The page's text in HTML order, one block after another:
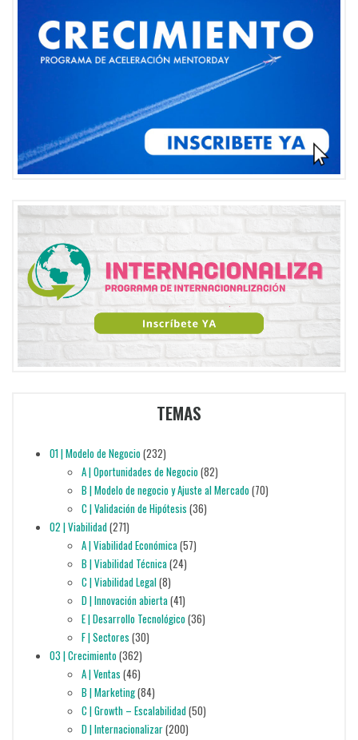
TEMAS
01 | Modelo de Negocio(232)
A | Oportunidades de Negocio(82)
B | Modelo de negocio y Ajuste al Mercado(70)
C | Validación de Hipótesis (36)
02 | Viabilidad(271)
A | Viabilidad Económica(57)
B | Viabilidad Técnica(24)
C | Viabilidad Legal(8)
D | Innovación abierta(41)
E | Desarrollo Tecnológico(36)
F | Sectores (30)
03 | Crecimiento(362)
A | Ventas (46)
B | Marketing(84)
C | Growth – Escalabilidad(50)
D | Internacionalizar(200)